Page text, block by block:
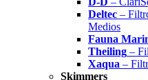
Deltec –
Medios
Fauna
Theiling –
Xaqua –
Skimmers